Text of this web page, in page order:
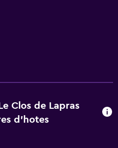
Clos de Lapras
d'hotes